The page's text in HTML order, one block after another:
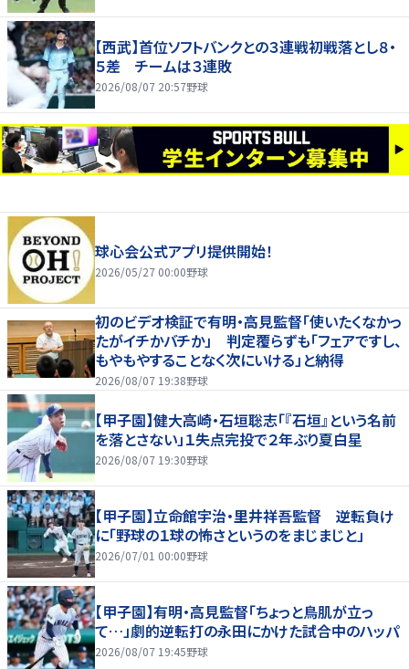
【西武】首位ソフトバンクとの３連戦初戦落とし８・
５差 チームは３連敗
2026/08/07 20:57野球
球心会公式アプリ提供開始！
2026/05/27 00:00野球
初のビデオ検証で有明・高見監督「使いたくなかっ
たがイチかバチか」 判定覆らずも「フェアですし、
もやもやすることなく次にいける」と納得
2026/08/07 19:38野球
【甲子園】健大高崎・石垣聡志「『石垣』という名前
を落とさない」１失点完投で２年ぶり夏白星
2026/08/07 19:30野球
【甲子園】立命館宇治・里井祥吾監督 逆転負け
に「野球の１球の怖さというのをまじまじと」
2026/07/01 00:00野球
【甲子園】有明・高見監督「ちょっと鳥肌が立っ
て…」劇的逆転打の永田にかけた試合中のハッパ
2026/08/07 19:45野球